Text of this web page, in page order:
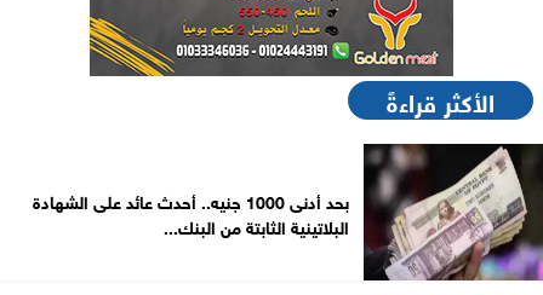
الأكثر قراءةً
بحد أدنى 1000 جنيه.. أحدث عائد على الشهادة
البلاتينية الثابتة من البنك...